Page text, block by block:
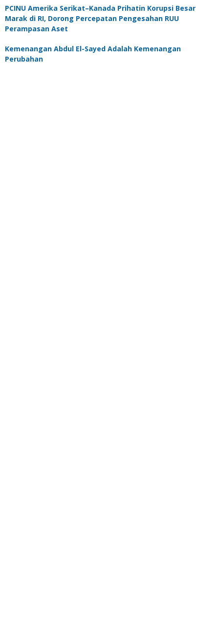
PCINU Amerika Serikat–Kanada Prihatin Korupsi Besar
Marak di RI, Dorong Percepatan Pengesahan RUU
Perampasan Aset
Kemenangan Abdul El-Sayed Adalah Kemenangan
Perubahan